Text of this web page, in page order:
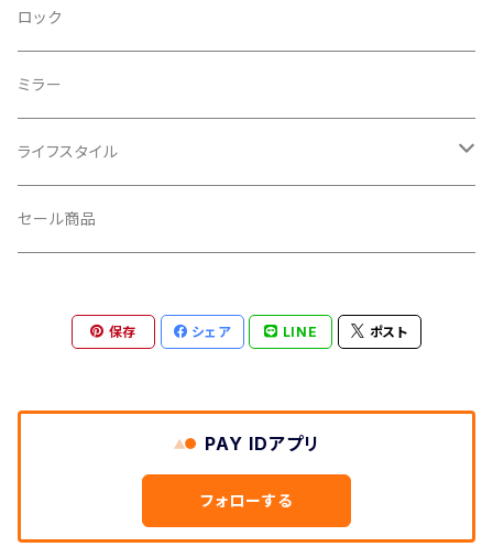
CRANKBROTHERS/クランクブラザーズ
CROSS SECTION/クロスセクション
CLIK/クリック
CUSH CORE/クッシュコア
DEFEET/デフィート
DIXNA/ディズナ
DKG/ディーケージー
フレームバッグ
輪行袋
輪行小物
バイクカバー
その他
テールライト
ロック
ミラー
ライフスタイル
キャップ
アクセサリー
セール商品
保存 シェア LINE ポスト
PAY IDアプリ
フォローする